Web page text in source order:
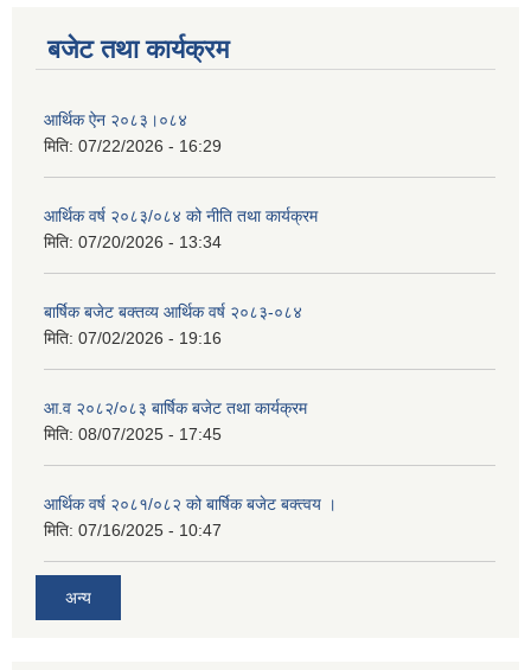
बजेट तथा कार्यक्रम
आर्थिक ऐन २०८३।०८४
मिति: 07/22/2026 - 16:29
आर्थिक वर्ष २०८३/०८४ को नीति तथा कार्यक्रम
मिति: 07/20/2026 - 13:34
बार्षिक बजेट बक्तव्य आर्थिक वर्ष २०८३-०८४
मिति: 07/02/2026 - 19:16
आ.व २०८२/०८३ बार्षिक बजेट तथा कार्यक्रम
मिति: 08/07/2025 - 17:45
आर्थिक वर्ष २०८१/०८२ को बार्षिक बजेट बक्त्वय ।
मिति: 07/16/2025 - 10:47
अन्य